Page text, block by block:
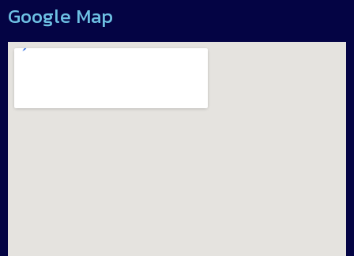
Google Map